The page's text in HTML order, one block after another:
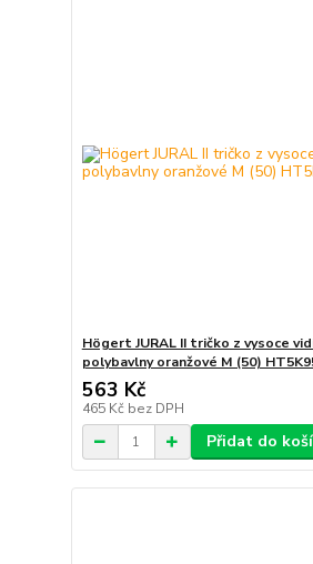
Högert JURAL II tričko z vysoce
polybavlny oranžové M (50)
563 Kč
465 Kč bez DPH
Přidat do